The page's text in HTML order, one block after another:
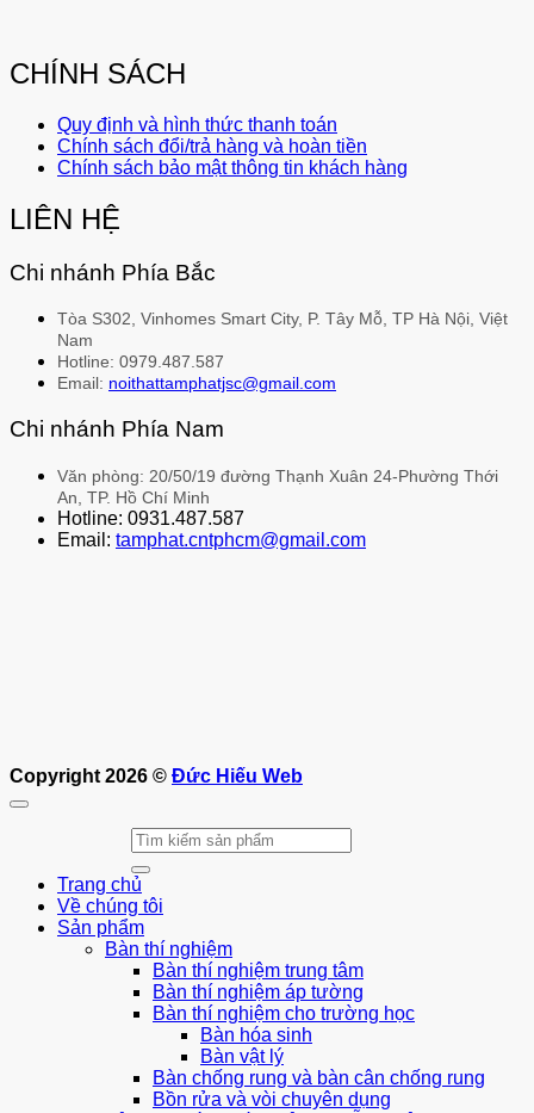
CHÍNH SÁCH
Quy định và hình thức thanh toán
Chính sách đổi/trả hàng và hoàn tiền
Chính sách bảo mật thông tin khách hàng
LIÊN HỆ
Chi nhánh Phía Bắc
Tòa S302, Vinhomes Smart City, P. Tây Mỗ, TP Hà Nội, Việt
Nam
Hotline: 0979.487.587
Email: noithattamphatjsc@gmail.com
Chi nhánh Phía Nam
Văn phòng: 20/50/19 đường Thạnh Xuân 24-Phường Thới
An, TP. Hồ Chí Minh
Hotline: 0931.487.587
Email: tamphat.cntphcm@gmail.com
Copyright 2026 © Đức Hiếu Web
Tìm
kiếm:
Trang chủ
Về chúng tôi
Sản phẩm
Bàn thí nghiệm
Bàn thí nghiệm trung tâm
Bàn thí nghiệm áp tường
Bàn thí nghiệm cho trường học
Bàn hóa sinh
Bàn vật lý
Bàn chống rung và bàn cân chống rung
Bồn rửa và vòi chuyên dụng